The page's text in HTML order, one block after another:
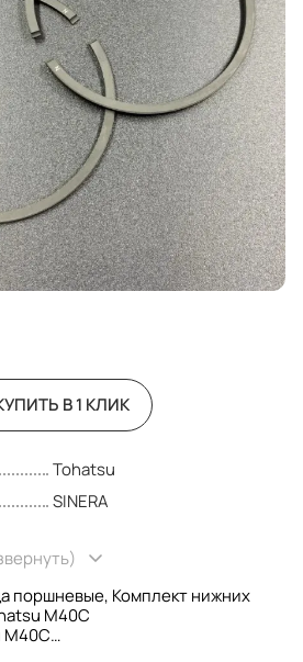
Tohatsu
SINERA
поршневые, Комплект нижних
M40C
В 1 КЛИК